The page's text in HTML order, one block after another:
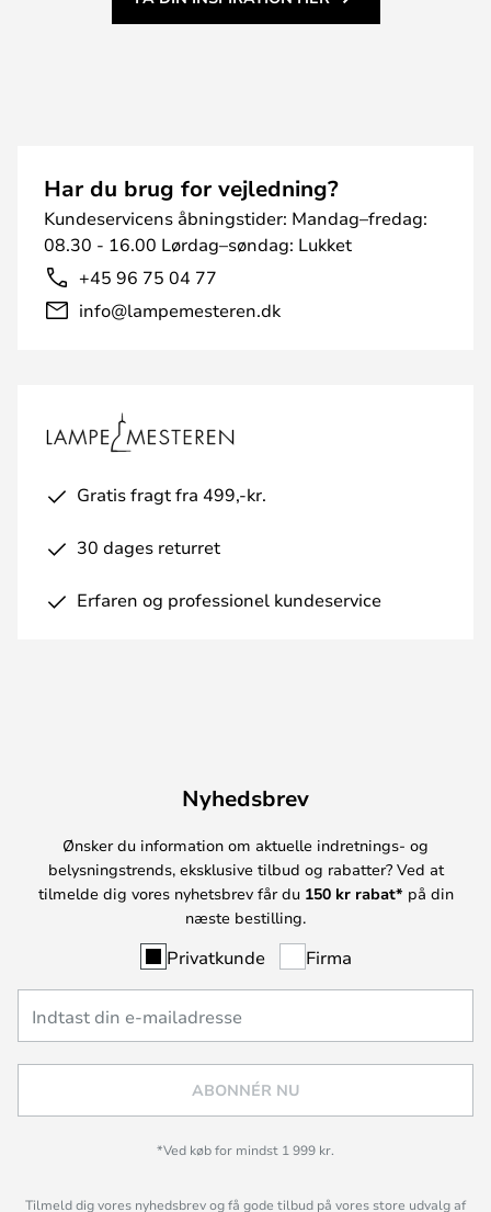
Har du brug for vejledning?
Kundeservicens åbningstider: Mandag–fredag:
08.30 - 16.00 Lørdag–søndag: Lukket
+45 96 75 04 77
info@lampemesteren.dk
Gratis fragt fra 499,-kr.
30 dages returret
Erfaren og professionel kundeservice
Nyhedsbrev
Ønsker du information om aktuelle indretnings- og
belysningstrends, eksklusive tilbud og rabatter? Ved at
tilmelde dig vores nyhetsbrev får du 150 kr rabat* på din
næste bestilling.
Privatkunde Firma
ABONNÉR NU
*Ved køb for mindst 1 999 kr.
Tilmeld dig vores nyhedsbrev og få gode tilbud på vores store udvalg af